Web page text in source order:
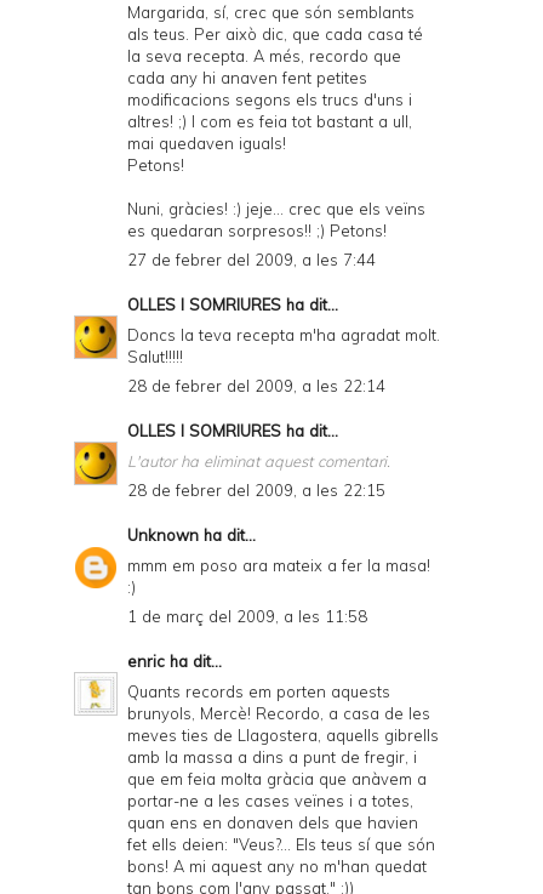
Margarida, sí, crec que són semblants
als teus. Per això dic, que cada casa té
la seva recepta. A més, recordo que
cada any hi anaven fent petites
modificacions segons els trucs d'uns i
altres! ;) I com es feia tot bastant a ull,
mai quedaven iguals!
Petons!
Nuni, gràcies! :) jeje... crec que els veïns
es quedaran sorpresos!! ;) Petons!
27 de febrer del 2009, a les 7:44
OLLES I SOMRIURES ha dit...
Doncs la teva recepta m'ha agradat molt.
Salut!!!!!
28 de febrer del 2009, a les 22:14
OLLES I SOMRIURES ha dit...
L'autor ha eliminat aquest comentari.
28 de febrer del 2009, a les 22:15
Unknown ha dit...
mmm em poso ara mateix a fer la masa!
:)
1 de març del 2009, a les 11:58
enric ha dit...
Quants records em porten aquests
brunyols, Mercè! Recordo, a casa de les
meves ties de Llagostera, aquells gibrells
amb la massa a dins a punt de fregir, i
que em feia molta gràcia que anàvem a
portar-ne a les cases veïnes i a totes,
quan ens en donaven dels que havien
fet ells deien: "Veus?... Els teus sí que són
bons! A mi aquest any no m'han quedat
tan bons com l'any passat." :))